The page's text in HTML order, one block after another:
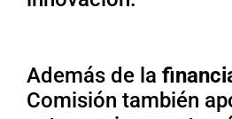
Además de la
Comisión también